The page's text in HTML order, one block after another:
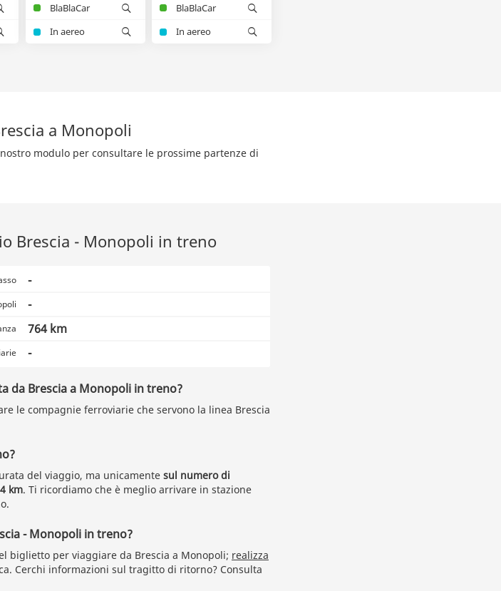
BlaBlaCar
In aereo
BlaBlaCar
In aereo
a Monopoli
modulo per consultare le prossime partenze di
Brescia - Monopoli in treno
-
-
764 km
-
da Brescia a Monopoli in treno?
le compagnie ferroviarie che servono la linea Brescia
del viaggio, ma unicamente sul numero di
km. Ti ricordiamo che è meglio arrivare in stazione
- Monopoli in treno?
biglietto per viaggiare da Brescia a Monopoli; realizza
Cerchi informazioni sul tragitto di ritorno? Consulta